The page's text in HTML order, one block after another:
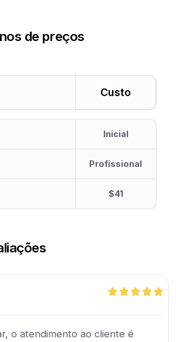
de preços
Custo
Inicial
Profissional
$41
o atendimento ao cliente é